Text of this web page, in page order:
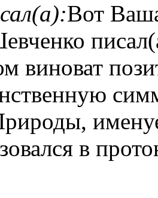
Вот
виноват
в